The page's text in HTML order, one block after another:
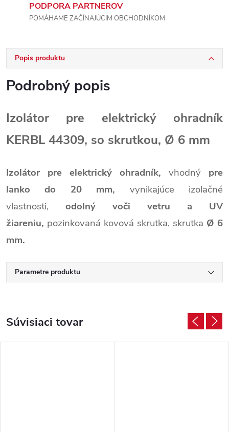
PODPORA PARTNEROV
POMÁHAME ZAČÍNAJÚCIM OBCHODNÍKOM
Popis produktu
Podrobný popis
Izolátor pre elektrický ohradník
KERBL 44309, so skrutkou, Ø 6 mm
Izolátor pre elektrický ohradník, vhodný pre
lanko do 20 mm, vynikajúce izolačné
vlastnosti, odolný voči vetru a UV
žiareniu, pozinkovaná kovová skrutka, skrutka Ø 6
mm.
Parametre produktu
Súvisiaci tovar